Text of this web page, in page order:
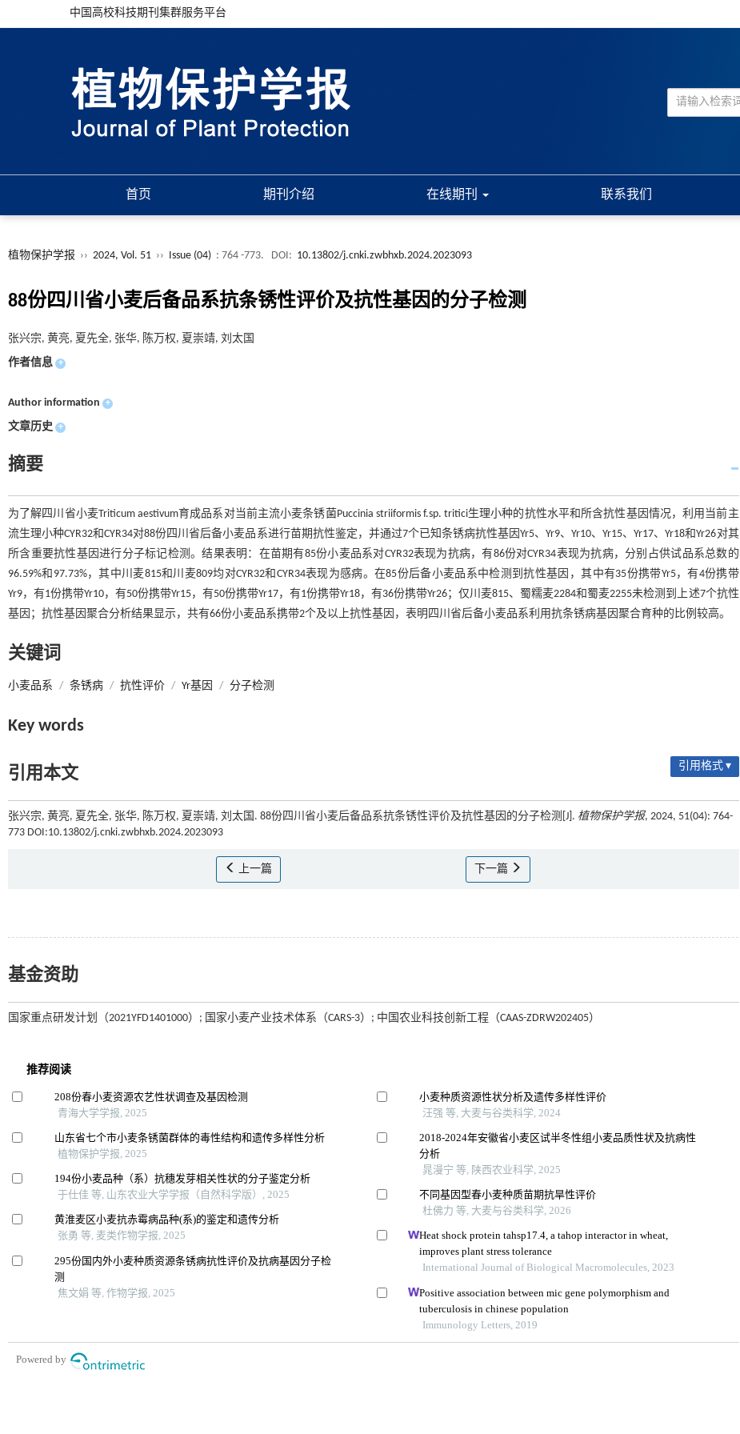
中国高校科技期刊集群服务平台
首页 期刊介绍 在线期刊 联系我们
植物保护学报 ›› 2024, Vol. 51 ›› Issue (04) : 764 -773. DOI: 10.13802/j.cnki.zwbhxb.2024.2023093
88份四川省小麦后备品系抗条锈性评价及抗性基因的分子检测
张兴宗, 黄亮, 夏先全, 张华, 陈万权, 夏崇靖, 刘太国
作者信息 +
Author information +
文章历史 +
摘要
为了解四川省小麦Triticum aestivum育成品系对当前主流小麦条锈菌Puccinia striiformis f.sp. tritici生理小种的抗性水平和所含抗性基因情况，利用当前主
流生理小种CYR32和CYR34对88份四川省后备小麦品系进行苗期抗性鉴定，并通过7个已知条锈病抗性基因Yr5、Yr9、Yr10、Yr15、Yr17、Yr18和Yr26对其
所含重要抗性基因进行分子标记检测。结果表明：在苗期有85份小麦品系对CYR32表现为抗病，有86份对CYR34表现为抗病，分别占供试品系总数的
96.59%和97.73%，其中川麦815和川麦809均对CYR32和CYR34表现为感病。在85份后备小麦品系中检测到抗性基因，其中有35份携带Yr5，有4份携带
Yr9，有1份携带Yr10，有50份携带Yr15，有50份携带Yr17，有1份携带Yr18，有36份携带Yr26；仅川麦815、蜀糯麦2284和蜀麦2255未检测到上述7个抗性
基因；抗性基因聚合分析结果显示，共有66份小麦品系携带2个及以上抗性基因，表明四川省后备小麦品系利用抗条锈病基因聚合育种的比例较高。
关键词
小麦品系 / 条锈病 / 抗性评价 / Yr基因 / 分子检测
Key words
引用本文 引用格式 ▾
张兴宗, 黄亮, 夏先全, 张华, 陈万权, 夏崇靖, 刘太国. 88份四川省小麦后备品系抗条锈性评价及抗性基因的分子检测[J]. 植物保护学报, 2024, 51(04): 764-
773 DOI:10.13802/j.cnki.zwbhxb.2024.2023093
上一篇 下一篇
基金资助
国家重点研发计划（2021YFD1401000）; 国家小麦产业技术体系（CARS-3）; 中国农业科技创新工程（CAAS-ZDRW202405）